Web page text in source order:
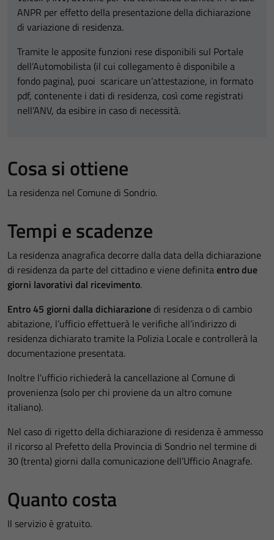
ANPR per effetto della presentazione della dichiarazione
di variazione di residenza.
Tramite le apposite funzioni rese disponibili sul Portale
dell’Automobilista (il cui collegamento è disponibile a
fondo pagina), puoi scaricare un’attestazione, in formato
pdf, contenente i dati di residenza, così come registrati
nell’ANV, da esibire in caso di necessità.
Cosa si ottiene
La residenza nel Comune di Sondrio.
Tempi e scadenze
La residenza anagrafica decorre dalla data della dichiarazione
di residenza da parte del cittadino e viene definitaentro due
giorni lavorativi dal ricevimento.
Entro 45 giorni dalla dichiarazione di residenza o di cambio
abitazione, l’ufficio effettuerà le verifiche all’indirizzo di
residenza dichiarato tramite la Polizia Locale e controllerà la
documentazione presentata.
Inoltre l’ufficio richiederà la cancellazione al Comune di
provenienza (solo per chi proviene da un altro comune
italiano).
Nel caso di rigetto della dichiarazione di residenza è ammesso
il ricorso al Prefetto della Provincia di Sondrio nel termine di
30 (trenta) giorni dalla comunicazione dell’Ufficio Anagrafe.
Quanto costa
Il servizio è gratuito.